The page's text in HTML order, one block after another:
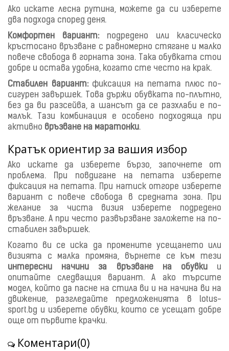
Ако искате лесна рутина, можете да си изберете
два подхода според деня.
Комфортен вариант: подредено или класическо
кръстосано връзване с равномерно стягане и малко
повече свобода в горната зона. Така обувката стои
добре и остава удобна, когато сте често на крак.
Стабилен вариант:фиксация на петата плюс по-
сигурен завършек. Това държи обувката по-плътно,
без да ви разсейва, а шансът да се разхлаби е по-
малък. Тази комбинация е особено подходяща при
активно връзване на маратонки.
Кратък ориентир за вашия избор
Ако искате да изберете бързо, започнете от
проблема. При повдигане на петата изберете
фиксация на петата. При натиск отгоре изберете
вариант с повече свобода в средната зона. При
желание за чиста визия изберете подредено
връзване. А при често развързване заложете на по-
стабилен завършек.
Когато ви се иска да промените усещането или
визията с малка промяна, върнете се към тези
интересни начини за връзване на обувки
и
опитайте следващия вариант. А ако търсите
модел, който да пасне на стила ви и на начина ви на
движение, разгледайте предложенията в lotus-
sport.bg и изберете обувки, които се усещат добре
още от първите крачки.
Коментари(0)